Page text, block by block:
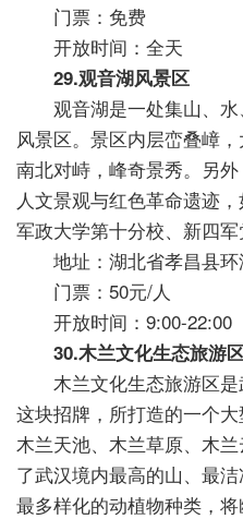
门票：免费
开放时间：全天
29.观音湖风景区
观音湖是一处集山、水
风景区。景区内层峦叠嶂，
南北对峙，峰奇景秀。另
人文景观与红色革命遗迹
军政大学第十分校、新四军
地址：湖北省孝昌县环
门票：50元/人
开放时间：9:00-22:00
30.木兰文化生态旅游
木兰文化生态旅游区是
这块招牌，所打造的一个大
木兰天池、木兰草原、木
了武汉境内最高的山、最洁
最多样化的动植物种类，